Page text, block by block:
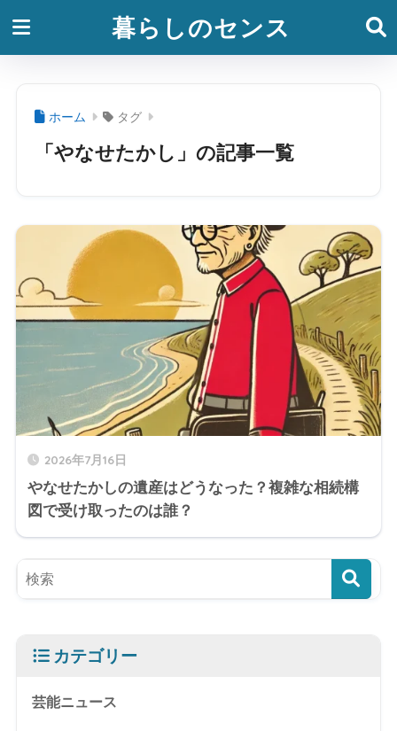
暮らしのセンス
ホーム タグ
「やなせたかし」の記事一覧
2026年7月16日
やなせたかしの遺産はどうなった？複雑な相続構
図で受け取ったのは誰？
カテゴリー
芸能ニュース